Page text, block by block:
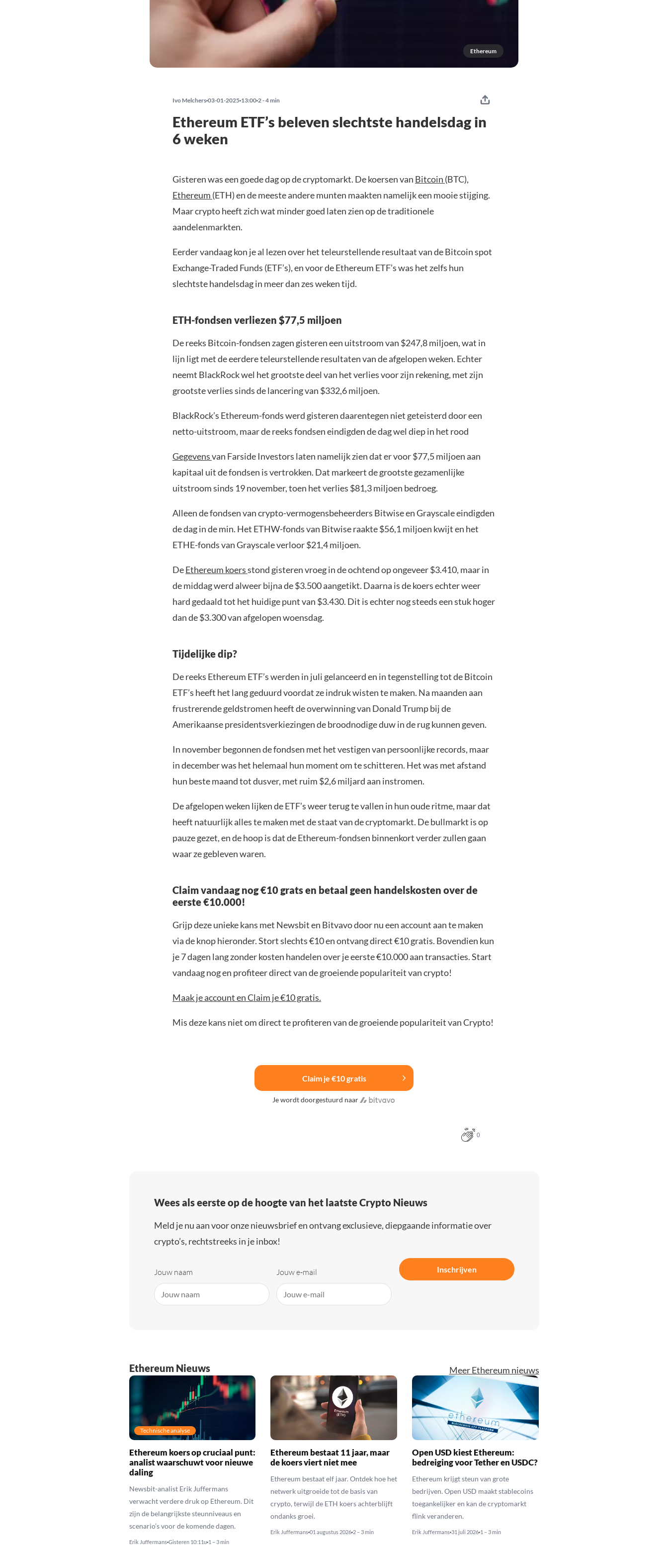
Ethereum
Ivo Melchers 03-01-2025 13:00 2 - 4 min
Ethereum ETF’s beleven slechtste handelsdag in
6 weken
Gisteren was een goede dag op de cryptomarkt. De koersen van Bitcoin (BTC),
Ethereum (ETH) en de meeste andere munten maakten namelijk een mooie stijging.
Maar crypto heeft zich wat minder goed laten zien op de traditionele
aandelenmarkten.
Eerder vandaag kon je al lezen over het teleurstellende resultaat van de Bitcoin spot
Exchange-Traded Funds (ETF’s), en voor de Ethereum ETF’s was het zelfs hun
slechtste handelsdag in meer dan zes weken tijd.
ETH-fondsen verliezen $77,5 miljoen
De reeks Bitcoin-fondsen zagen gisteren een uitstroom van $247,8 miljoen, wat in
lijn ligt met de eerdere teleurstellende resultaten van de afgelopen weken. Echter
neemt BlackRock wel het grootste deel van het verlies voor zijn rekening, met zijn
grootste verlies sinds de lancering van $332,6 miljoen.
BlackRock’s Ethereum-fonds werd gisteren daarentegen niet geteisterd door een
netto-uitstroom, maar de reeks fondsen eindigden de dag wel diep in het rood
Gegevensvan Farside Investors laten namelijk zien dat er voor $77,5 miljoen aan
kapitaal uit de fondsen is vertrokken. Dat markeert de grootste gezamenlijke
uitstroom sinds 19 november, toen het verlies $81,3 miljoen bedroeg.
Alleen de fondsen van crypto-vermogensbeheerders Bitwise en Grayscale eindigden
de dag in de min. Het ETHW-fonds van Bitwise raakte $56,1 miljoen kwijt en het
ETHE-fonds van Grayscale verloor $21,4 miljoen.
DeEthereum koersstond gisteren vroeg in de ochtend op ongeveer $3.410, maar in
de middag werd alweer bijna de $3.500 aangetikt. Daarna is de koers echter weer
hard gedaald tot het huidige punt van $3.430. Dit is echter nog steeds een stuk hoger
dan de $3.300 van afgelopen woensdag.
Tijdelijke dip?
De reeks Ethereum ETF’s werden in juli gelanceerd en in tegenstelling tot de Bitcoin
ETF’s heeft het lang geduurd voordat ze indruk wisten te maken. Na maanden aan
frustrerende geldstromen heeft de overwinning van Donald Trump bij de
Amerikaanse presidentsverkiezingen de broodnodige duw in de rug kunnen geven.
In november begonnen de fondsen met het vestigen van persoonlijke records, maar
in december was het helemaal hun moment om te schitteren. Het was met afstand
hun beste maand tot dusver, met ruim $2,6 miljard aan instromen.
De afgelopen weken lijken de ETF’s weer terug te vallen in hun oude ritme, maar dat
heeft natuurlijk alles te maken met de staat van de cryptomarkt. De bullmarkt is op
pauze gezet, en de hoop is dat de Ethereum-fondsen binnenkort verder zullen gaan
waar ze gebleven waren.
Claim vandaag nog €10 grats en betaal geen handelskosten over de
eerste €10.000!
Grijp deze unieke kans met Newsbit en Bitvavo door nu een account aan te maken
via de knop hieronder. Stort slechts €10 en ontvang direct €10 gratis. Bovendien kun
je 7 dagen lang zonder kosten handelen over je eerste €10.000 aan transacties. Start
vandaag nog en profiteer direct van de groeiende populariteit van crypto!
Maak je account en Claim je €10 gratis.
Mis deze kans niet om direct te profiteren van de groeiende populariteit van Crypto!
Claim je €10 gratis
Je wordt doorgestuurd naar
0
Wees als eerste op de hoogte van het laatste Crypto Nieuws
Meld je nu aan voor onze nieuwsbrief en ontvang exclusieve, diepgaande informatie over
crypto’s, rechtstreeks in je inbox!
Jouw naam Jouw e-mail Inschrijven
Ethereum Nieuws Meer Ethereum nieuws
Technische analyse
Ethereum koers op cruciaal punt:
analist waarschuwt voor nieuwe
daling
Newsbit-analist Erik Juffermans
verwacht verdere druk op Ethereum. Dit
zijn de belangrijkste steunniveaus en
scenario’s voor de komende dagen.
Erik Juffermans Gisteren 10:11u 1 – 3 min
Ethereum bestaat 11 jaar, maar
de koers viert niet mee
Ethereum bestaat elf jaar. Ontdek hoe het
netwerk uitgroeide tot de basis van
crypto, terwijl de ETH koers achterblijft
ondanks groei.
Erik Juffermans 01 augustus 2026 2 – 3 min
Open USD kiest Ethereum:
bedreiging voor Tether en USDC?
Ethereum krijgt steun van grote
bedrijven. Open USD maakt stablecoins
toegankelijker en kan de cryptomarkt
flink veranderen.
Erik Juffermans 31 juli 2026 1 – 3 min